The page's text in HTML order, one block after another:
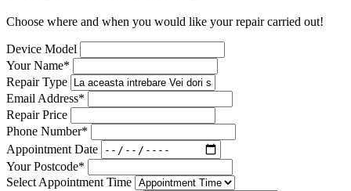
Choose where and when you would like your repair carried out!
Device Model
Your Name*
Repair Type
Email Address*
Repair Price
Phone Number*
Appointment Date
Your Postcode*
Select Appointment Time